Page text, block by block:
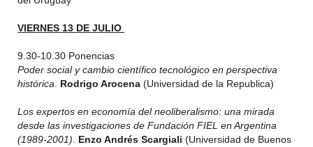
VIERNES 13 DE JULIO
9.30-10.30 Ponencias
Poder social y cambio científico tecnológico en perspectiva
histórica. Rodrigo Arocena (Universidad de la Republica)
Los expertos en economía del neoliberalismo: una mirada
desde las investigaciones de Fundación FIEL en Argentina
(1989-2001). Enzo Andrés Scargiali (Universidad de Buenos